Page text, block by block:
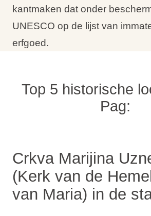
kantmaken dat onder
UNESCO op de lijst van
erfgoed.
Top 5 historische
Pag:
Crkva Marijina
(Kerk van de
van Maria) in de